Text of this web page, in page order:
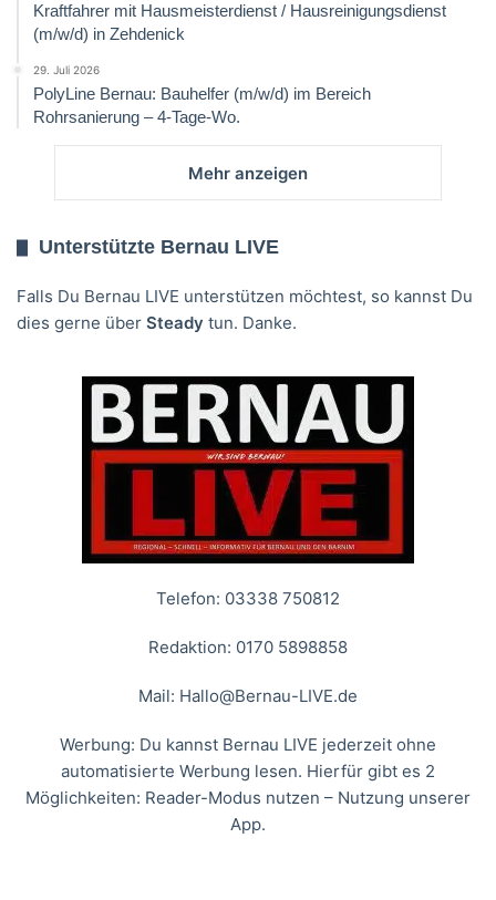
Kraftfahrer mit Hausmeisterdienst / Hausreinigungsdienst
(m/w/d) in Zehdenick
29. Juli 2026
PolyLine Bernau: Bauhelfer (m/w/d) im Bereich
Rohrsanierung – 4-Tage-Wo.
Mehr anzeigen
Unterstützte Bernau LIVE
Falls Du Bernau LIVE unterstützen möchtest, so kannst Du
dies gerne über Steady tun. Danke.
Telefon: 03338 750812
Redaktion: 0170 5898858
Mail: Hallo@Bernau-LIVE.de
Werbung: Du kannst Bernau LIVE jederzeit ohne
automatisierte Werbung lesen. Hierfür gibt es 2
Möglichkeiten: Reader-Modus nutzen – Nutzung unserer
App.